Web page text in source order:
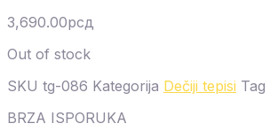
3,690.00рсд
Out of stock
SKU tg-086 Kategorija Dečiji tepisi Tag
BRZA ISPORUKA